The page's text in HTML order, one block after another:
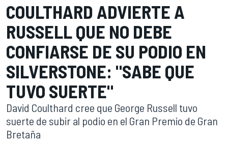
COULTHARD ADVIERTE A
RUSSELL QUE NO DEBE
CONFIARSE DE SU PODIO EN
SILVERSTONE: "SABE QUE
TUVO SUERTE"
David Coulthard cree que George Russell tuvo
suerte de subir al podio en el Gran Premio de Gran
Bretaña